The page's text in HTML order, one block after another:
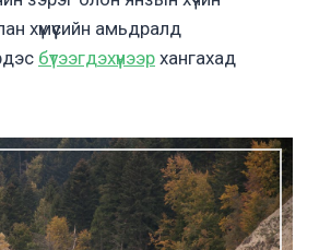
хүмүүсийн амьдралд
бүтээгдэхүүнээр хангахад